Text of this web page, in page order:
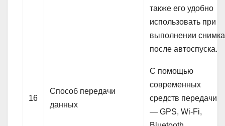
также его удобно
использовать при
выполнении снимка
после автоспуска.
16
Способ передачи
данных
С помощью
современных
средств передачи
— GPS, Wi-Fi,